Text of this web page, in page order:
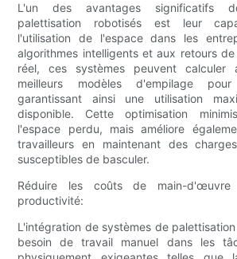
L'un des avantages significatifs
palettisation robotisés est leur
l'utilisation de l'espace dans les
algorithmes intelligents et aux retours
réel, ces systèmes peuvent calculer
meilleurs modèles d'empilage
garantissant ainsi une utilisation
disponible. Cette optimisation
l'espace perdu, mais améliore
travailleurs en maintenant des
susceptibles de basculer.
Réduire les coûts de main-
productivité:
L'intégration de systèmes de
besoin de travail manuel dans les